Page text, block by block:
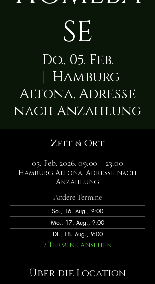
SE
Do., 05. Feb.
  |
Hamburg
Altona, Adresse
nach Anzahlung
Zeit & Ort
05. Feb. 2026, 09:00 – 23:00
Hamburg Altona, Adresse nach
Anzahlung
Andere Termine
So., 16. Aug., 9:00
Mo., 17. Aug., 9:00
Di., 18. Aug., 9:00
7 Termine ansehen
Über die Location